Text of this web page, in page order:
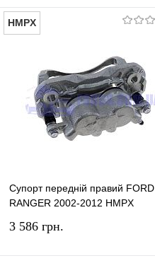
HMPX
Супорт передній правий FORD
RANGER 2002-2012 HMPX
3 586 грн.